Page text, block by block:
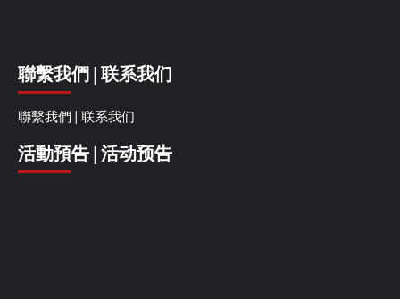
聯繫我們 | 联系我们
聯繫我們 | 联系我们
活動預告 | 活动预告